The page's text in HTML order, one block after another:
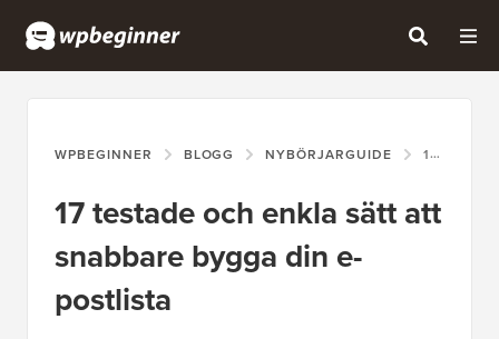
WPBEGINNER BLOGG NYBÖRJARGUIDE 17 TESTADE OCH ENKLA SÄTT ATT SNABBARE BYGGA DIN E-POSTLISTA
17 testade och enkla sätt att
snabbare bygga din e-
postlista